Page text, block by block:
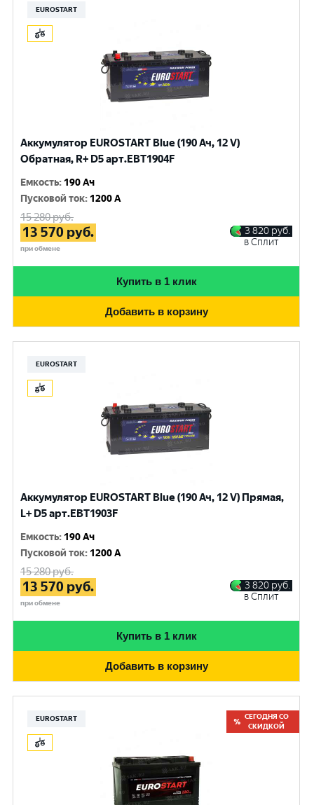
EUROSTART
Аккумулятор EUROSTART Blue (190 Ач, 12 V)
Обратная, R+ D5 арт.EBT1904F
Емкость: 190 Ач
Пусковой ток: 1200 A
15 280руб.
13 570 руб.
при обмене
3 820 руб.
в Сплит
Купить в 1 клик
Добавить в корзину
EUROSTART
Аккумулятор EUROSTART Blue (190 Ач, 12 V) Прямая,
L+ D5 арт.EBT1903F
Емкость: 190 Ач
Пусковой ток: 1200 A
15 280руб.
13 570 руб.
при обмене
3 820 руб.
в Сплит
Купить в 1 клик
Добавить в корзину
EUROSTART
СЕГОДНЯ СО
СКИДКОЙ